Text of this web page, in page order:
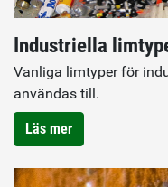
Industriella
Vanliga limtyper för
användas till.
Läs mer